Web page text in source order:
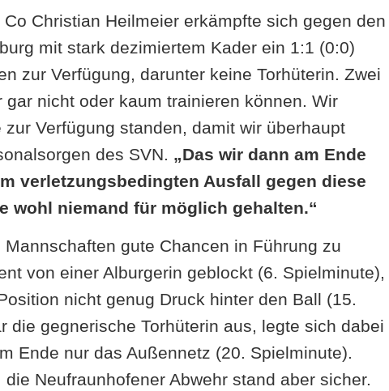
Christian Heilmeier erkämpfte sich gegen den
mit stark dezimiertem Kader ein 1:1 (0:0)
zur Verfügung, darunter keine Torhüterin. Zwei
nicht oder kaum trainieren können. Wir
Verfügung standen, damit wir überhaupt
des SVN. „Das wir dann am Ende
verletzungsbedingten Ausfall gegen diese
wohl niemand für möglich gehalten.“
gute Chancen in Führung zu
von einer Alburgerin geblockt (6. Spielminute),
nicht genug Druck hinter den Ball (15.
die gegnerische Torhüterin aus, legte sich dabei
Ende nur das Außennetz (20. Spielminute).
Neufraunhofener Abwehr stand aber sicher.